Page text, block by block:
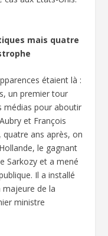
mais quatre
étaient là :
un premier tour
médias pour aboutir
et François
quatre ans après, on
le gagnant
Sarkozy et a mené
Il a installé
de la
ministre